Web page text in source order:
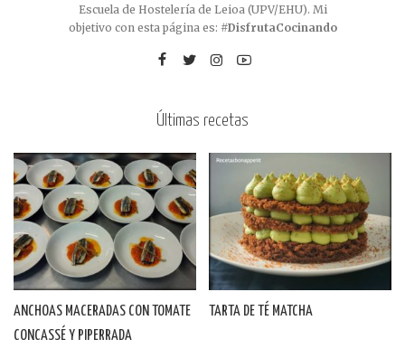
Escuela de Hostelería de Leioa (UPV/EHU). Mi
objetivo con esta página es: #DisfrutaCocinando
Últimas recetas
ANCHOAS MACERADAS CON TOMATE
CONCASSÉ Y PIPERRADA
TARTA DE TÉ MATCHA